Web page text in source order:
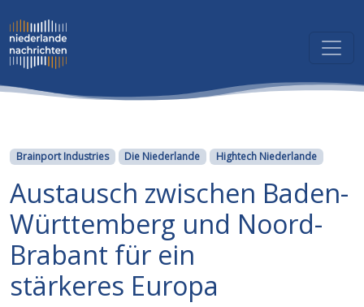
Kategorien
Brainport Industries Die Niederlande Hightech Niederlande
Austausch zwischen Baden-
Württemberg und Noord-
Brabant für ein
stärkeres Europa